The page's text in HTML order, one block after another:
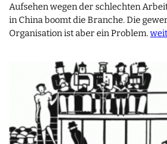
Aufsehen wegen der schlechten
in China boomt die Branche. Die
Organisation ist aber ein Problem.